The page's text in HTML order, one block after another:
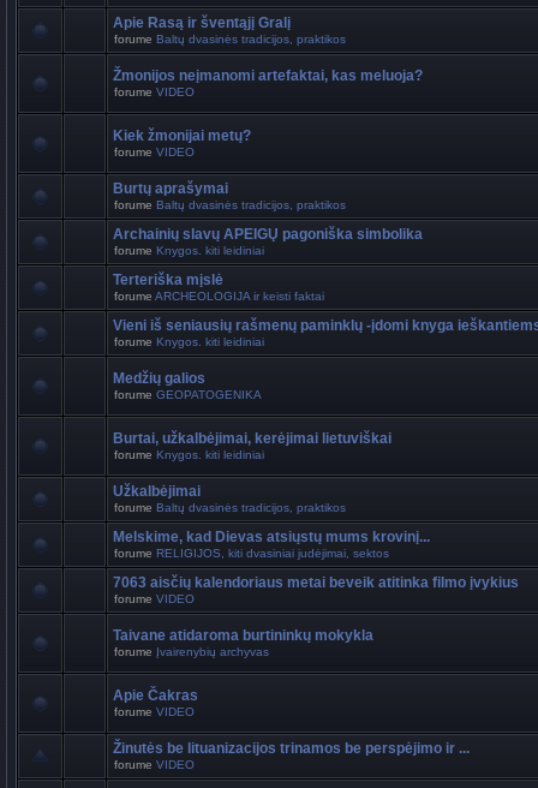
Apie Rasą ir šventąjį Gralį
forume Baltų dvasinės tradicijos, praktikos
Žmonijos neįmanomi artefaktai, kas meluoja?
forume VIDEO
Kiek žmonijai metų?
forume VIDEO
Burtų aprašymai
forume Baltų dvasinės tradicijos, praktikos
Archainių slavų APEIGŲ pagoniška simbolika
forume Knygos. kiti leidiniai
Terteriška mįslė
forume ARCHEOLOGIJA ir keisti faktai
Vieni iš seniausių rašmenų paminklų -įdomi knyga
forume Knygos. kiti leidiniai
Medžių galios
forume GEOPATOGENIKA
Burtai, užkalbėjimai, kerėjimai lietuviškai
forume Knygos. kiti leidiniai
Užkalbėjimai
forume Baltų dvasinės tradicijos, praktikos
Melskime, kad Dievas atsiųstų mums krovinį...
forume RELIGIJOS, kiti dvasiniai judėjimai, sektos
7063 aisčių kalendoriaus metai beveik atitinka filmo įvykius
forume VIDEO
Taivane atidaroma burtininkų mokykla
forume Įvairenybių archyvas
Apie Čakras
forume VIDEO
Žinutės be lituanizacijos trinamos be perspėjimo ir ...
forume VIDEO